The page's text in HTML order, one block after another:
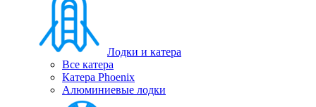
Лодки и катера
Все катера
Катера Phoenix
Алюминиевые лодки